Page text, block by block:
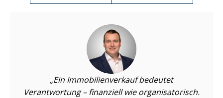
Ein Im­mo­bi­li­en­ver­kauf bedeutet
Verantwortung – finanziell wie organisatorisch.